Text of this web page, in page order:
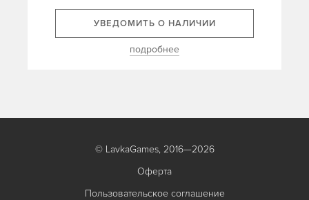
УВЕДОМИТЬ О НАЛИЧИИ
подробнее
© LavkaGames, 2016—2026
Оферта
Пользовательское соглашение